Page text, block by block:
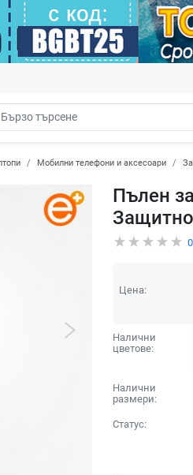
Мобилни телефони и аксесоари
Пълен
0
Цена:
Налични
цветове:
Налични
размери:
Статус: